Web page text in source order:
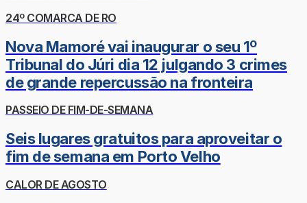
24º COMARCA DE RO
Nova Mamoré vai inaugurar o seu 1º
Tribunal do Júri dia 12 julgando 3 crimes
de grande repercussão na fronteira
PASSEIO DE FIM-DE-SEMANA
Seis lugares gratuitos para aproveitar o
fim de semana em Porto Velho
CALOR DE AGOSTO